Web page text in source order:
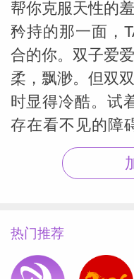
帮你克服天性的
矜持的那一面，
合的你。双子爱
柔，飘渺。但双
时显得冷酷。试
存在看不见的障
子总是捍卫自己
惺相惜——你们
会觉得缺少什么
热门推荐